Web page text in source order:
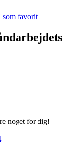
som favorit
noget for dig!